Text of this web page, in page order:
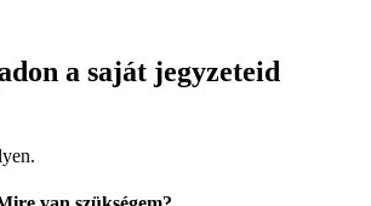
a saját jegyzeteid